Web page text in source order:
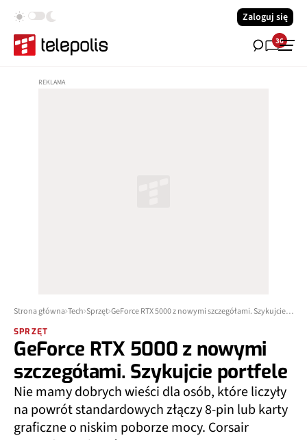
Zaloguj się
36
Strona główna Tech Sprzęt GeForce RTX 5000 z nowymi szczegółami. Szykujcie portfele
SPRZĘT
GeForce RTX 5000 z nowymi
szczegółami. Szykujcie portfele
Nie mamy dobrych wieści dla osób, które liczyły
na powrót standardowych złączy 8-pin lub karty
graficzne o niskim poborze mocy. Corsair